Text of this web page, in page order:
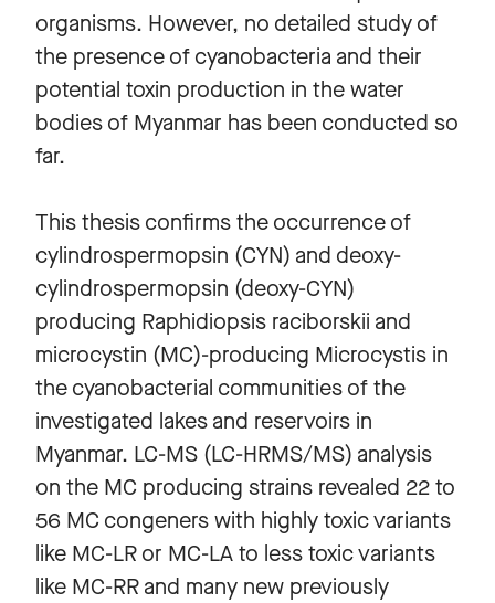
organisms. However, no detailed study of
the presence of cyanobacteria and their
potential toxin production in the water
bodies of Myanmar has been conducted so
far.
This thesis confirms the occurrence of
cylindrospermopsin (CYN) and deoxy-
cylindrospermopsin (deoxy-CYN)
producing Raphidiopsis raciborskii and
microcystin (MC)-producing Microcystis in
the cyanobacterial communities of the
investigated lakes and reservoirs in
Myanmar. LC-MS (LC-HRMS/MS) analysis
on the MC producing strains revealed 22 to
56 MC congeners with highly toxic variants
like MC-LR or MC-LA to less toxic variants
like MC-RR and many new previously